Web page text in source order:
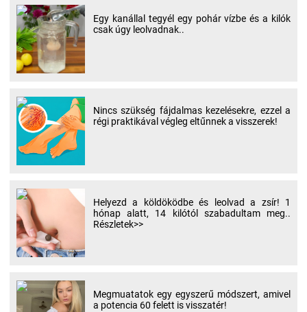
Egy kanállal tegyél egy pohár vízbe és a kilók
csak úgy leolvadnak..
Nincs szükség fájdalmas kezelésekre, ezzel a
régi praktikával végleg eltűnnek a visszerek!
Helyezd a köldöködbe és leolvad a zsír! 1
hónap alatt, 14 kilótól szabadultam meg..
Részletek>>
Megmuatatok egy egyszerű módszert, amivel
a potencia 60 felett is visszatér!